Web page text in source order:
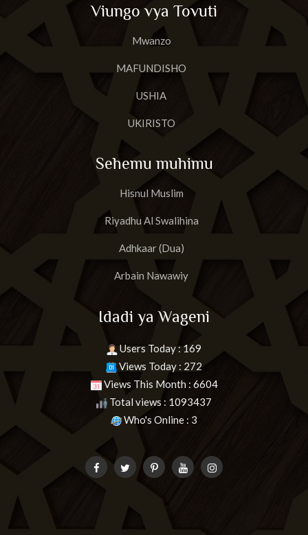
Viungo vya Tovuti
Mwanzo
MAFUNDISHO
USHIA
UKIRISTO
Sehemu muhimu
Hisnul Muslim
Riyadhu Al Swalihina
Adhkaar (Dua)
Arbain Nawawiy
Idadi ya Wageni
Users Today : 169
Views Today : 272
Views This Month : 6604
Total views : 1093437
Who's Online : 3